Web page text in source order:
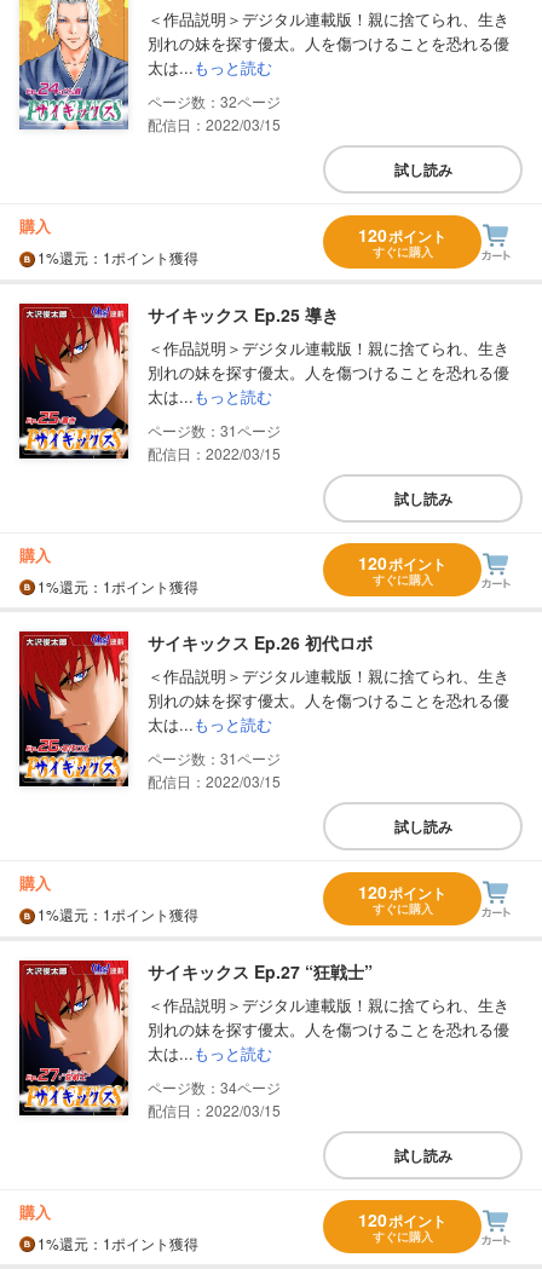
＜作品説明＞デジタル連載版！親に捨てられ、生き
別れの妹を探す優太。人を傷つけることを恐れる優
太は...もっと読む
32
配信日：2022/03/15
試し読み
購入
1%還元 ：1ポイント獲得
120ポイント
すぐに購入
サイキックス Ep.25 導き
＜作品説明＞デジタル連載版！親に捨てられ、生き
別れの妹を探す優太。人を傷つけることを恐れる優
太は...もっと読む
31
配信日：2022/03/15
試し読み
購入
1%還元 ：1ポイント獲得
120ポイント
すぐに購入
サイキックス Ep.26 初代ロボ
＜作品説明＞デジタル連載版！親に捨てられ、生き
別れの妹を探す優太。人を傷つけることを恐れる優
太は...もっと読む
31
配信日：2022/03/15
試し読み
購入
1%還元 ：1ポイント獲得
120ポイント
すぐに購入
サイキックス Ep.27 “狂戦士”
＜作品説明＞デジタル連載版！親に捨てられ、生き
別れの妹を探す優太。人を傷つけることを恐れる優
太は...もっと読む
34
配信日：2022/03/15
試し読み
購入
1%還元 ：1ポイント獲得
120ポイント
すぐに購入